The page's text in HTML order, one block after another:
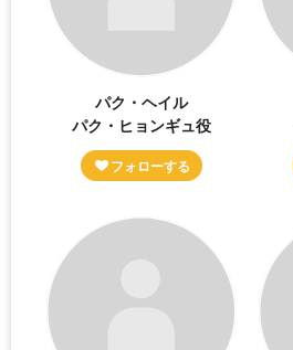
パク・ヘイル
パク・ヒョンギュ役